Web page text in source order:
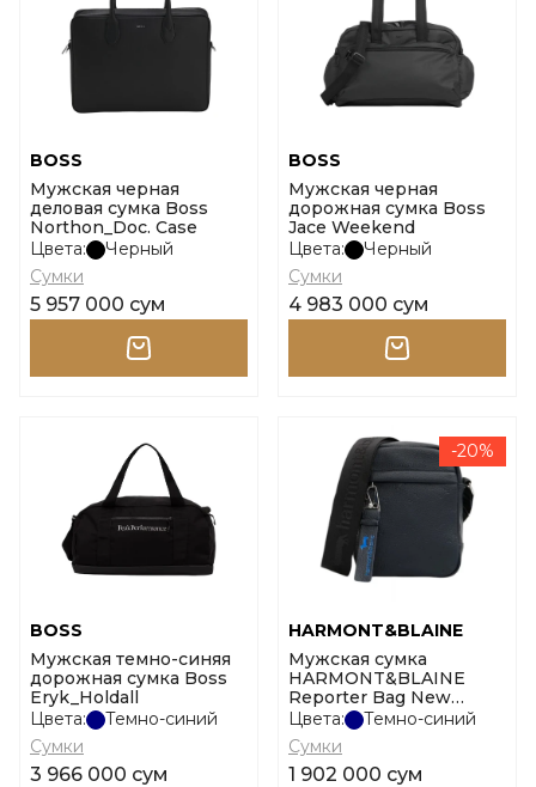
BOSS
Мужская черная
деловая сумка Boss
Northon_Doc. Case
Цвета:
Черный
Сумки
5 957 000 сум
BOSS
Мужская черная
дорожная сумка Boss
Jace Weekend
Цвета:
Черный
Сумки
4 983 000 сум
BOSS
Мужская темно-синяя
дорожная сумка Boss
Eryk_Holdall
Цвета:
Темно-синий
Сумки
3 966 000 сум
-20%
HARMONT&BLAINE
Мужская сумка
HARMONT&BLAINE
Reporter Bag New
Blaine Allover 001
размер uni
Цвета:
Темно-синий
Сумки
1 902 000 сум